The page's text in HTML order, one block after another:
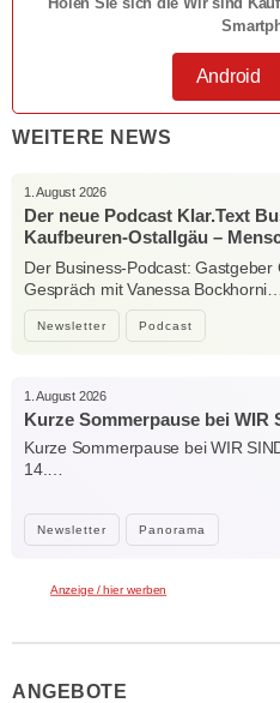
Android
WEITERE NEWS
Newsletter Podcast
1. August 2026
Der neue Podcast Klar.Text
Kaufbeuren-Ostallgäu –
Verbindungen
Der Business-Podcast: Gastgeber
Gespräch mit Vanessa Bockhorni…
Newsletter Panorama
1. August 2026
Kurze Sommerpause bei WIR
Kurze Sommerpause bei WIR
14.…
Anzeige / hier werben
ANGEBOTE